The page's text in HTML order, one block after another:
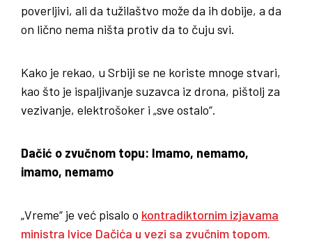
poverljivi, ali da tužilaštvo može da ih dobije, a da
on lično nema ništa protiv da to čuju svi.
Kako je rekao, u Srbiji se ne koriste mnoge stvari,
kao što je ispaljivanje suzavca iz drona, pištolj za
vezivanje, elektrošoker i „sve ostalo“.
Dačić o zvučnom topu: Imamo, nemamo,
imamo, nemamo
„Vreme“ je već pisalo o kontradiktornim izjavama
ministra Ivice Dačića u vezi sa zvučnim topom.